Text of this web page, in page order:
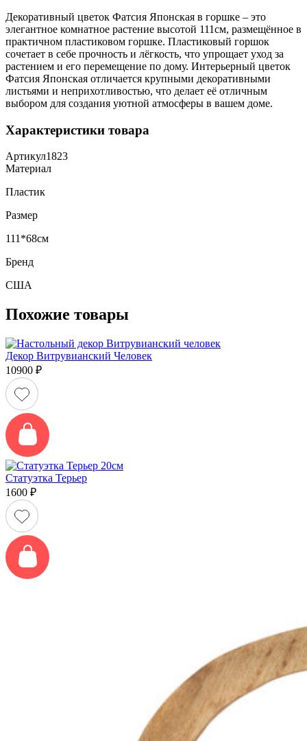
Декоративный цветок Фатсия Японская в горшке – это
элегантное комнатное растение высотой 111см, размещённое в
практичном пластиковом горшке. Пластиковый горшок
сочетает в себе прочность и лёгкость, что упрощает уход за
растением и его перемещение по дому. Интерьерный цветок
Фатсия Японская отличается крупными декоративными
листьями и неприхотливостью, что делает её отличным
выбором для создания уютной атмосферы в вашем доме.
Характеристики товара
Артикул1823
Материал
Пластик
Размер
111*68см
Бренд
США
Похожие товары
Декор Витрувианский Человек
10900 ₽
Статуэтка Терьер
1600 ₽